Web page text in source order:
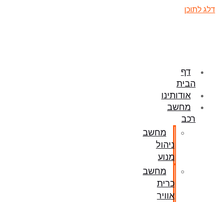
דלג לתוכן
דף
הבית
אודותינו
מחשב
רכב
מחשב
ניהול
מנוע
מחשב
כרית
אוויר